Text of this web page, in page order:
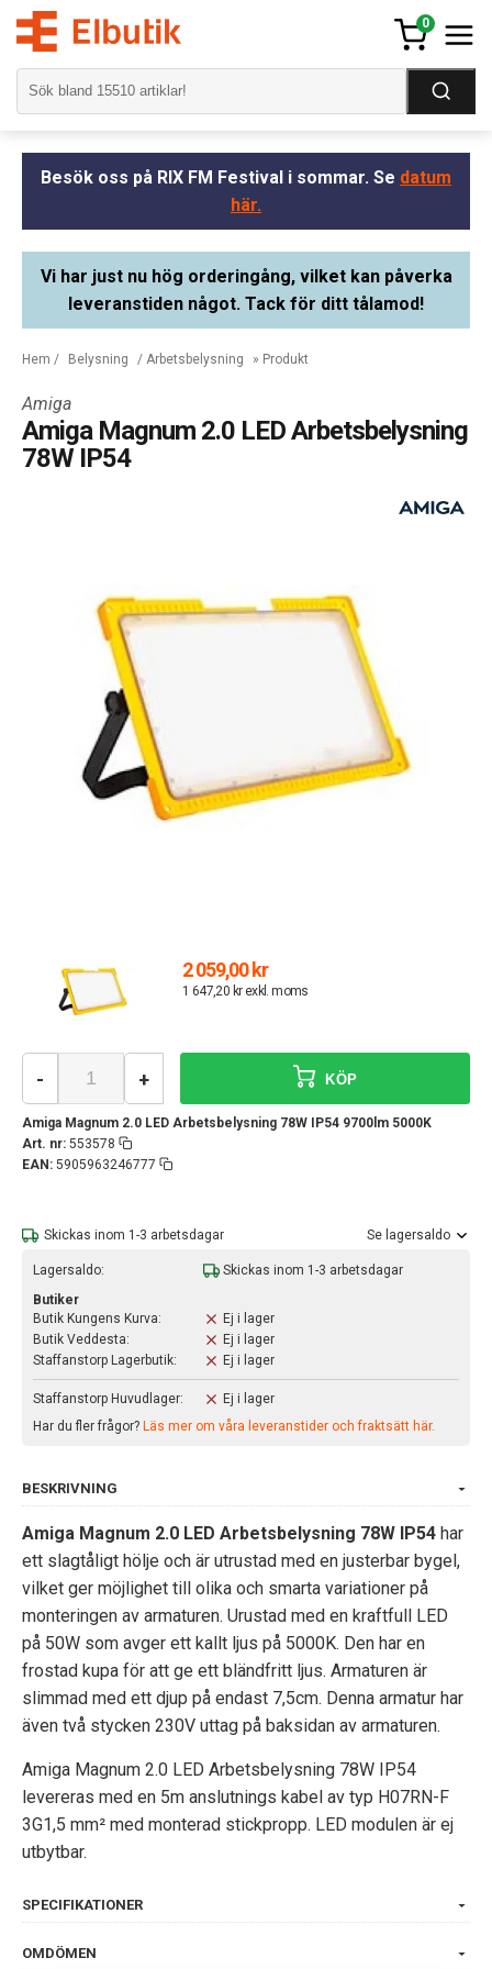
0
Besök oss på RIX FM Festival i sommar. Se datum
här.
Vi har just nu hög orderingång, vilket kan påverka
leveranstiden något. Tack för ditt tålamod!
Hem / Belysning / Arbetsbelysning » Produkt
Amiga
Amiga Magnum 2.0 LED Arbetsbelysning
78W IP54
2 059,00 kr
1 647,20 kr exkl. moms
Amiga Magnum 2.0 LED Arbetsbelysning 78W IP54 9700lm 5000K
Art. nr: 553578
EAN: 5905963246777
- + KÖP
Skickas inom 1-3 arbetsdagar Se lagersaldo
Lagersaldo:
Skickas inom 1-3 arbetsdagar
Butiker
Butik Kungens Kurva:
Ej i lager
Butik Veddesta:
Ej i lager
Staffanstorp Lagerbutik:
Ej i lager
Staffanstorp Huvudlager:
Ej i lager
Har du fler frågor? Läs mer om våra leveranstider och fraktsätt här.
BESKRIVNING
Amiga Magnum 2.0 LED Arbetsbelysning 78W IP54 har
ett slagtåligt hölje och är utrustad med en justerbar bygel,
vilket ger möjlighet till olika och smarta variationer på
monteringen av armaturen. Urustad med en kraftfull LED
på 50W som avger ett kallt ljus på 5000K. Den har en
frostad kupa för att ge ett bländfritt ljus. Armaturen är
slimmad med ett djup på endast 7,5cm. Denna armatur har
även två stycken 230V uttag på baksidan av armaturen.
Amiga Magnum 2.0 LED Arbetsbelysning 78W IP54
levereras med en 5m anslutnings kabel av typ H07RN-F
3G1,5 mm² med monterad stickpropp. LED modulen är ej
utbytbar.
SPECIFIKATIONER
OMDÖMEN